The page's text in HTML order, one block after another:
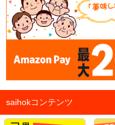
saihokコンテンツ